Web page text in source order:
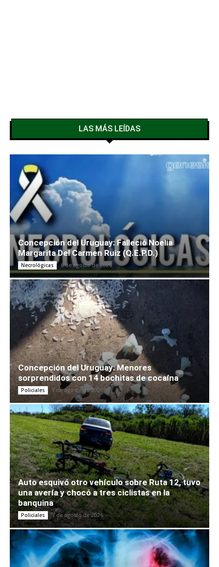
LAS MÁS LEÍDAS
Concepción del Uruguay: Falleció Noelia
Margarita Del Carmen Ruiz (Q.E.P.D.)
Necrológicas 6 de agosto de 2026
Concepción del Uruguay: Menores
sorprendidos con 14 bochitas de cocaína
Policiales 7 de agosto de 2026
Auto esquivó otro vehículo sobre Ruta 12, tuvo
una avería y chocó a tres ciclistas en la
banquina
Policiales 7 de agosto de 2026